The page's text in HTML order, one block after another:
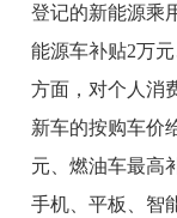
登记的新能源乘
能源车补贴2万
方面，对个人消
新车的按购车价
元、燃油车最高
手机、平板、智